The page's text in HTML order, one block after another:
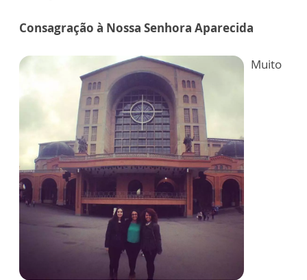
Consagração à Nossa Senhora Aparecida
Muito